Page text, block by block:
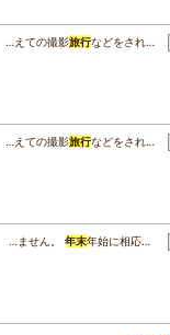
…えての撮影旅行などをされ…
…えての撮影旅行などをされ…
…ません。年末年始に相応…